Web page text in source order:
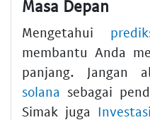
Masa Depan
Mengetahui
membantu Anda
panjang. Jangan
solana sebagai
Simak juga